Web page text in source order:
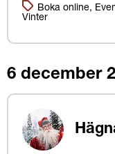
Kategorier:
Boka online,
Vinter
6 december